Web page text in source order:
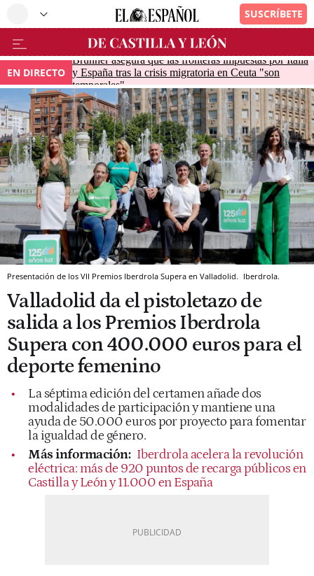
EN DIRECTO
Brunner asegura que las fronteras impuestas por Italia
y España tras la crisis migratoria en Ceuta "son
temporales"
Presentación de los VII Premios Iberdrola Supera en Valladolid. Iberdrola.
Valladolid da el pistoletazo de
salida a los Premios Iberdrola
Supera con 400.000 euros para el
deporte femenino
La séptima edición del certamen añade dos
modalidades de participación y mantiene una
ayuda de 50.000 euros por proyecto para fomentar
la igualdad de género.
Más información: Iberdrola acelera la revolución
eléctrica: más de 920 puntos de recarga públicos en
Castilla y León y 11.000 en España